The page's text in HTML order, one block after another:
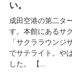
い。
成田空港の第二タ
す。本館にあるサ
「サクララウンジ
でサテライト。や
した。 【...